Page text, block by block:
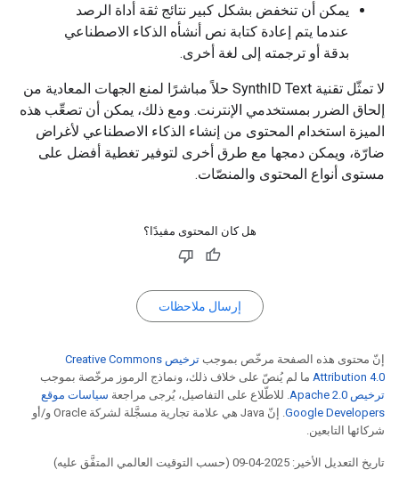
يمكن أن تنخفض بشكل كبير نتائج ثقة أداة الرصد
عندما يتم إعادة كتابة نص أنشأه الذكاء الاصطناعي
بدقة أو ترجمته إلى لغة أخرى.
لا تمثّل تقنية SynthID Text حلاً مباشرًا لمنع الجهات المعادية من
إلحاق الضرر بمستخدمي الإنترنت. ومع ذلك، يمكن أن تصعِّب هذه
الميزة استخدام المحتوى من إنشاء الذكاء الاصطناعي لأغراض
ضارّة، ويمكن دمجها مع طرق أخرى لتوفير تغطية أفضل على
مستوى أنواع المحتوى والمنصّات.
هل كان المحتوى مفيدًا؟
إرسال ملاحظات
إنّ محتوى هذه الصفحة مرخّص بموجب
ترخيص Creative Commons
Attribution 4.0‏ ما لم يُنصّ على خلاف ذلك، ونماذج الرموز مرخّصة بموجب
ترخيص Apache 2.0‏
. للاطّلاع على التفاصيل، يُرجى مراجعة سياسات موقع
Google Developers‏
. إنّ Java هي علامة تجارية مسجَّلة لشركة Oracle و/أو
شركائها التابعين.
تاريخ التعديل الأخير: 2025-04-09 (حسب التوقيت العالمي المتفَّق عليه)